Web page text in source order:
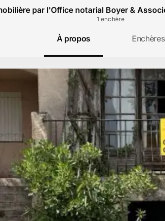
par l'Office notarial Boyer &
1 enchère
À propos Enchères